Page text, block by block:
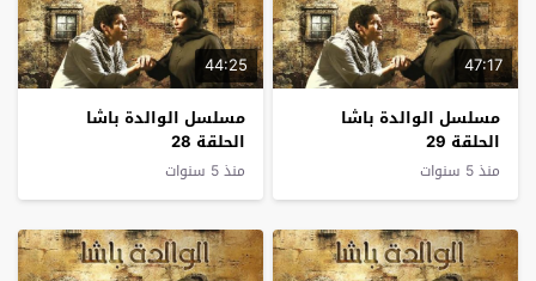
47:17
مسلسل الوالدة باشا
الحلقة 29
منذ 5 سنوات
44:25
مسلسل الوالدة باشا
الحلقة 28
منذ 5 سنوات